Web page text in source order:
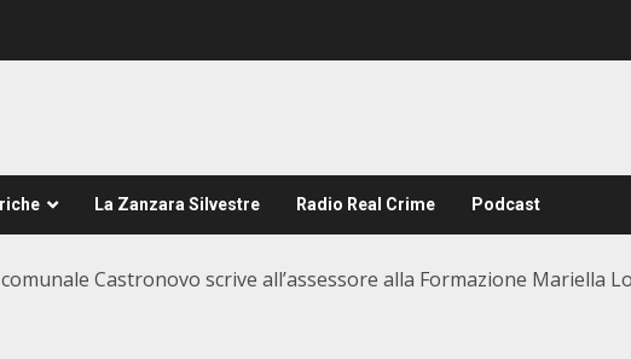
La Zanzara Silvestre Radio Real Crime Podcast
Castronovo scrive all’assessore alla Formazione Mariella